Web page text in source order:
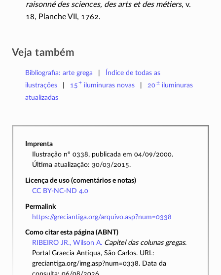
raisonné des sciences, des arts et des métiers, v.
18, Planche VII, 1762.
Veja também
Bibliografia: arte grega
Índice de todas as
ilustrações
15+ iluminuras novas 20±iluminuras
atualizadas
Imprenta
Ilustração nº 0338, publicada em 04/09/2000.
Última atualização: 30/03/2015.
Licença de uso (comentários e notas)
CC BY-NC-ND 4.0
Permalink
https://greciantiga.org/arquivo.asp?num=0338
Como citar esta página (ABNT)
RIBEIRO JR., Wilson A. Capitel das colunas gregas.
Portal Graecia Antiqua, São Carlos. URL:
greciantiga.org/img.asp?num=0338. Data da